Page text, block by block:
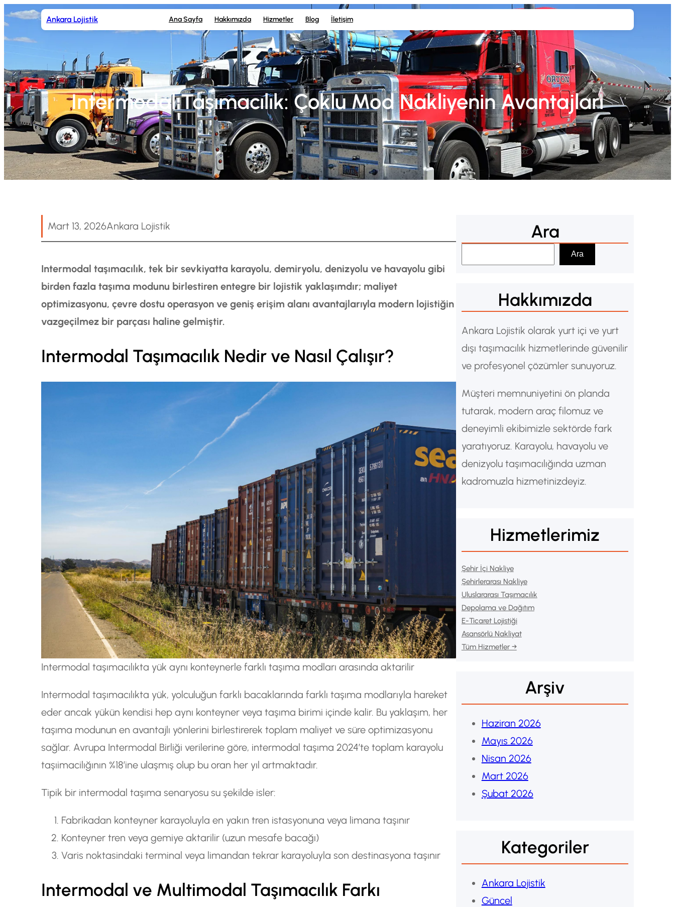
İçeriğe
geç
Ankara Lojistik Ana Sayfa Hakkımızda Hizmetler Blog İletişim
Intermodal Taşımacılık: Çoklu Mod Nakliyenin Avantajları
Mart 13, 2026Ankara Lojistik
Intermodal taşımacılık, tek bir sevkiyatta karayolu, demiryolu, denizyolu ve havayolu gibi
birden fazla taşıma modunu birlestiren entegre bir lojistik yaklaşımdır; maliyet
optimizasyonu, çevre dostu operasyon ve geniş erişim alanı avantajlarıyla modern lojistiğin
vazgeçilmez bir parçası haline gelmiştir.
Intermodal Taşımacılık Nedir ve Nasıl Çalışır?
Intermodal taşımacılıkta yük aynı konteynerle farklı taşıma modları arasında aktarilir
Intermodal taşımacılıkta yük, yolculuğun farklı bacaklarında farklı taşıma modlarıyla hareket
eder ancak yükün kendisi hep aynı konteyner veya taşıma birimi içinde kalir. Bu yaklaşım, her
taşıma modunun en avantajlı yönlerini birlestirerek toplam maliyet ve süre optimizasyonu
sağlar. Avrupa Intermodal Birliği verilerine göre, intermodal taşıma 2024’te toplam karayolu
taşıimacilığının %18’ine ulaşmış olup bu oran her yıl artmaktadır.
Tipik bir intermodal taşıma senaryosu su şekilde isler:
Fabrikadan konteyner karayoluyla en yakın tren istasyonuna veya limana taşınır
Konteyner tren veya gemiye aktarilir (uzun mesafe bacağı)
Varis noktasindaki terminal veya limandan tekrar karayoluyla son destinasyona taşınır
Intermodal ve Multimodal Taşımacılık Farkı
Ara
r
Ara
Hakkımızda
Ankara Lojistik olarak yurt içi ve yurt
dışı taşımacılık hizmetlerinde güvenilir
ve profesyonel çözümler sunuyoruz.
Müşteri memnuniyetini ön planda
tutarak, modern araç filomuz ve
deneyimli ekibimizle sektörde fark
yaratıyoruz. Karayolu, havayolu ve
denizyolu taşımacılığında uzman
kadromuzla hizmetinizdeyiz.
Hizmetlerimiz
Şehir İçi Nakliye
Şehirlerarası Nakliye
Uluslararası Taşımacılık
Depolama ve Dağıtım
E-Ticaret Lojistiği
Asansörlü Nakliyat
Tüm Hizmetler →
Arşiv
Haziran 2026
Mayıs 2026
Nisan 2026
Mart 2026
Şubat 2026
Kategoriler
Ankara Lojistik
Güncel